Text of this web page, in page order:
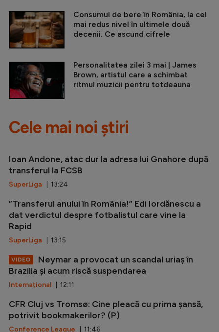
Consumul de bere în România, la cel
mai redus nivel în ultimele două
decenii. Ce ascund cifrele
Personalitatea zilei 3 mai | James
Brown, artistul care a schimbat
ritmul muzicii pentru totdeauna
Cele mai noi știri
Ioan Andone, atac dur la adresa lui Gnahore după
transferul la FCSB
SuperLiga | 13:24
”Transferul anului în România!” Edi Iordănescu a
dat verdictul despre fotbalistul care vine la
Rapid
SuperLiga | 13:15
VIDEO
Neymar a provocat un scandal uriaș în
Brazilia și acum riscă suspendarea
Internațional | 12:11
CFR Cluj vs Tromsø: Cine pleacă cu prima șansă,
potrivit bookmakerilor? (P)
Conference League | 11:46